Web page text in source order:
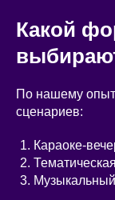
Какой
По нашему
сценариев:
Караоке-